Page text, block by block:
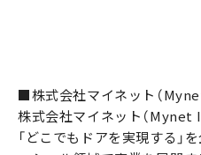
■株式会社マイネット（
株式会社マイネット（Mynet
「どこでもドアを実現する」